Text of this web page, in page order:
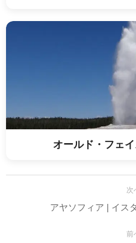
オールド・フェ
次
アヤソフィア | イス
前